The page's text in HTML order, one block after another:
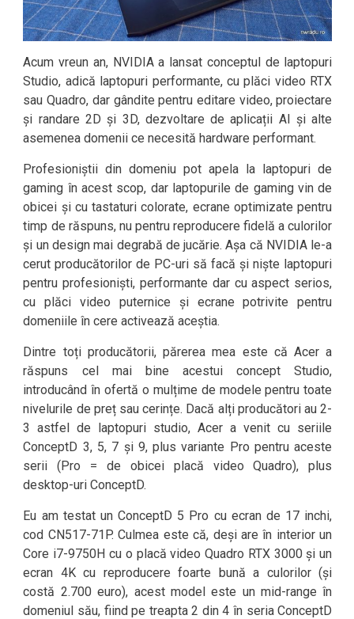
Acum vreun an, NVIDIA a lansat conceptul de laptopuri
Studio, adică laptopuri performante, cu plăci video RTX
sau Quadro, dar gândite pentru editare video, proiectare
și randare 2D și 3D, dezvoltare de aplicații AI și alte
asemenea domenii ce necesită hardware performant.
Profesioniștii din domeniu pot apela la laptopuri de
gaming în acest scop, dar laptopurile de gaming vin de
obicei și cu tastaturi colorate, ecrane optimizate pentru
timp de răspuns, nu pentru reproducere fidelă a culorilor
și un design mai degrabă de jucărie. Așa că NVIDIA le-a
cerut producătorilor de PC-uri să facă și niște laptopuri
pentru profesioniști, performante dar cu aspect serios,
cu plăci video puternice și ecrane potrivite pentru
domeniile în cere activează aceștia.
Dintre toți producătorii, părerea mea este că Acer a
răspuns cel mai bine acestui concept Studio,
introducând în ofertă o mulțime de modele pentru toate
nivelurile de preț sau cerințe. Dacă alți producători au 2-
3 astfel de laptopuri studio, Acer a venit cu seriile
ConceptD 3, 5, 7 și 9, plus variante Pro pentru aceste
serii (Pro = de obicei placă video Quadro), plus
desktop-uri ConceptD.
Eu am testat un ConceptD 5 Pro cu ecran de 17 inchi,
cod CN517-71P. Culmea este că, deși are în interior un
Core i7-9750H cu o placă video Quadro RTX 3000 și un
ecran 4K cu reproducere foarte bună a culorilor (și
costă 2.700 euro), acest model este un mid-range în
domeniul său, fiind pe treapta 2 din 4 în seria ConceptD